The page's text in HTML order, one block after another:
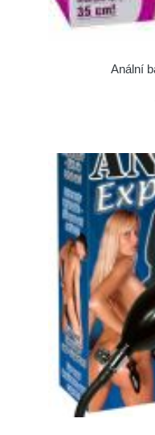
Anální